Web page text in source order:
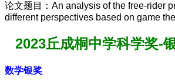
论文题目：An analysis of the free-rider
different perspectives based on game
2023丘成桐中学科学奖-
数学银奖